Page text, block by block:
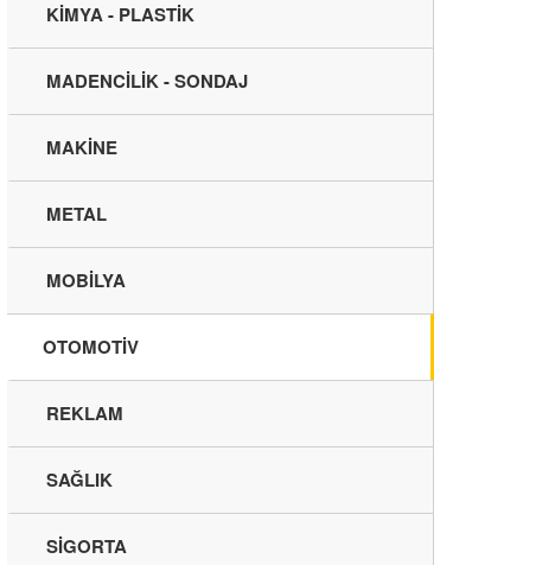
KİMYA - PLASTİK
MADENCİLİK - SONDAJ
MAKİNE
METAL
MOBİLYA
OTOMOTİV
REKLAM
SAĞLIK
SİGORTA